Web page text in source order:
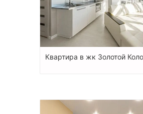
Квартира в жк Золотой